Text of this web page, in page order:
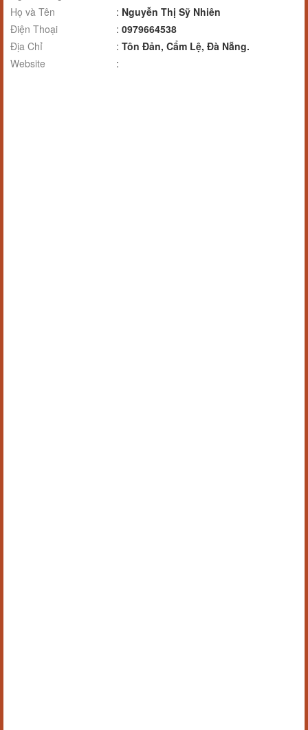
Họ và Tên
: Nguyễn Thị Sỹ Nhiên
Điện Thoại
: 0979664538
Địa Chỉ
: Tôn Đản, Cẩm Lệ, Đà Nẵng.
Website
: